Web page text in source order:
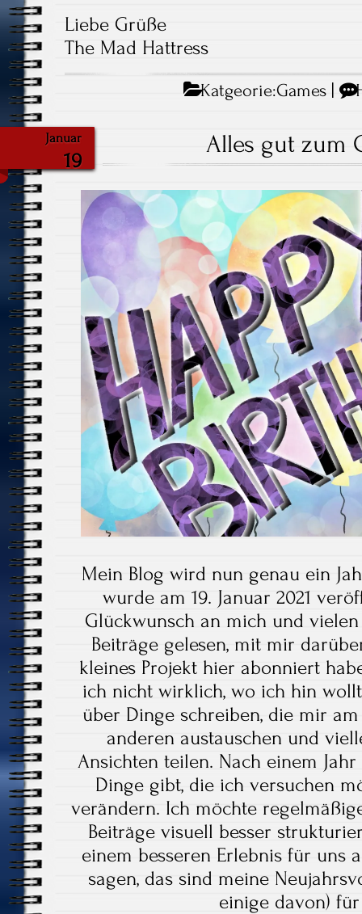
Liebe Grüße
The Mad Hattress
Katgeorie:Games |
Januar
19
Alles gut zum
Mein Blog wird nun genau ein
wurde am 19. Januar 2021
Glückwunsch an mich und
Beiträge gelesen, mit mir
kleines Projekt hier abonniert
ich nicht wirklich, wo ich hin
über Dinge schreiben, die mir
anderen austauschen und
Ansichten teilen. Nach einem
Dinge gibt, die ich versuchen
verändern. Ich möchte
Beiträge visuell besser
einem besseren Erlebnis für uns
sagen, das sind meine
einige davon)